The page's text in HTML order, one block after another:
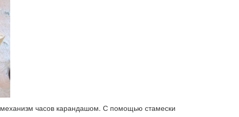
часов карандашом. С помощью стамески